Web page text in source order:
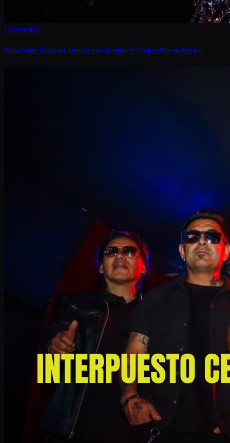
Conciertos
Aqua Color Fest hará historia con el debut de Project One en México